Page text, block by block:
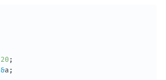
20;
&a ;